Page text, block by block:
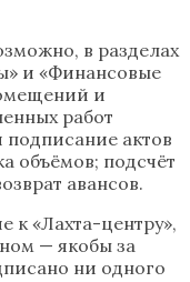
в разделах
и «Финансовые
и
работ
подписание актов
объёмов; подсчёт
авансов.
к «Лахта-центру»,
— якобы за
ни одного